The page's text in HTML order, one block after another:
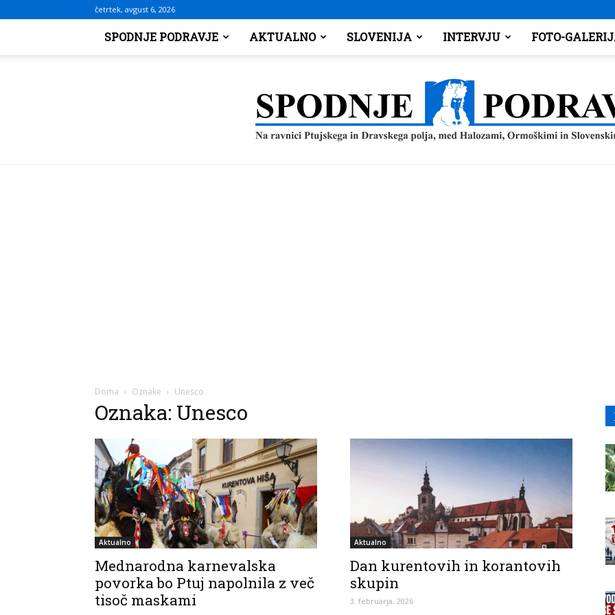
četrtek, avgust 6, 2026
SPODNJE PODRAVJE AKTUALNO SLOVENIJA INTERVJU FOTO-
Doma Oznake Unesco
Oznaka: Unesco
Aktualno
Mednarodna karnevalska
povorka bo Ptuj napolnila z več
tisoč maskami
Aktualno
Dan kurentovih in korantovih
skupin
3. februarja, 2026